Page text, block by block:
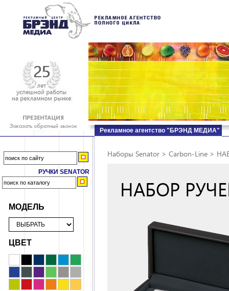
РУЧКИ SENATOR
МОДЕЛЬ
ЦВЕТ
Рекламное агентство "БРЭНД МЕДИА"
Наборы Senator > Carbon-Line >
НАБОР